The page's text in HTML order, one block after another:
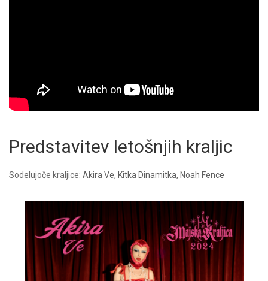
Predstavitev letošnjih kraljic
Sodelujoče kraljice: Akira Ve, Kitka Dinamitka, Noah Fence